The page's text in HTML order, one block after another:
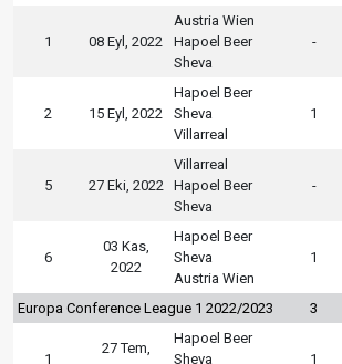
1 08 Eyl, 2022
Austria Wien
Hapoel Beer
Sheva
-
2 15 Eyl, 2022
Hapoel Beer
Sheva
Villarreal
1
5 27 Eki, 2022
Villarreal
Hapoel Beer
Sheva
-
6
03 Kas,
2022
Hapoel Beer
Sheva
Austria Wien
1
Europa Conference League 1 2022/2023 3
1
27 Tem,
Hapoel Beer
Sheva
1